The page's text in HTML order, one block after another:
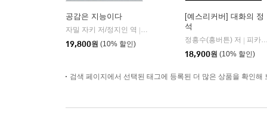
공감은 지능이다
자밀 자키 저/정지인 역
심심
19,800원 (10% 할인)
[예스리커버] 대화의 정
석
정흥수(흥버튼) 저
피카(FIKA)
18,900원 (10% 할인)
검색 페이지에서 선택된 태그에 등록된 더 많은 상품을 확인해